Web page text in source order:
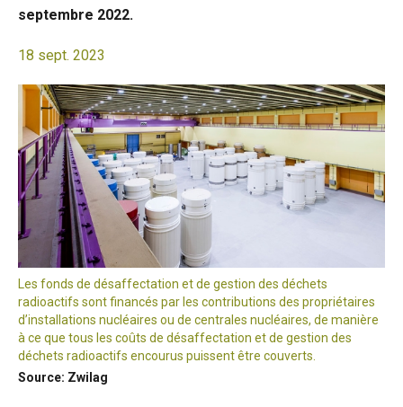
septembre 2022.
18 sept. 2023
Les fonds de désaffectation et de gestion des déchets
radioactifs sont financés par les contributions des propriétaires
d’installations nucléaires ou de centrales nucléaires, de manière
à ce que tous les coûts de désaffectation et de gestion des
déchets radioactifs encourus puissent être couverts.
Source: Zwilag